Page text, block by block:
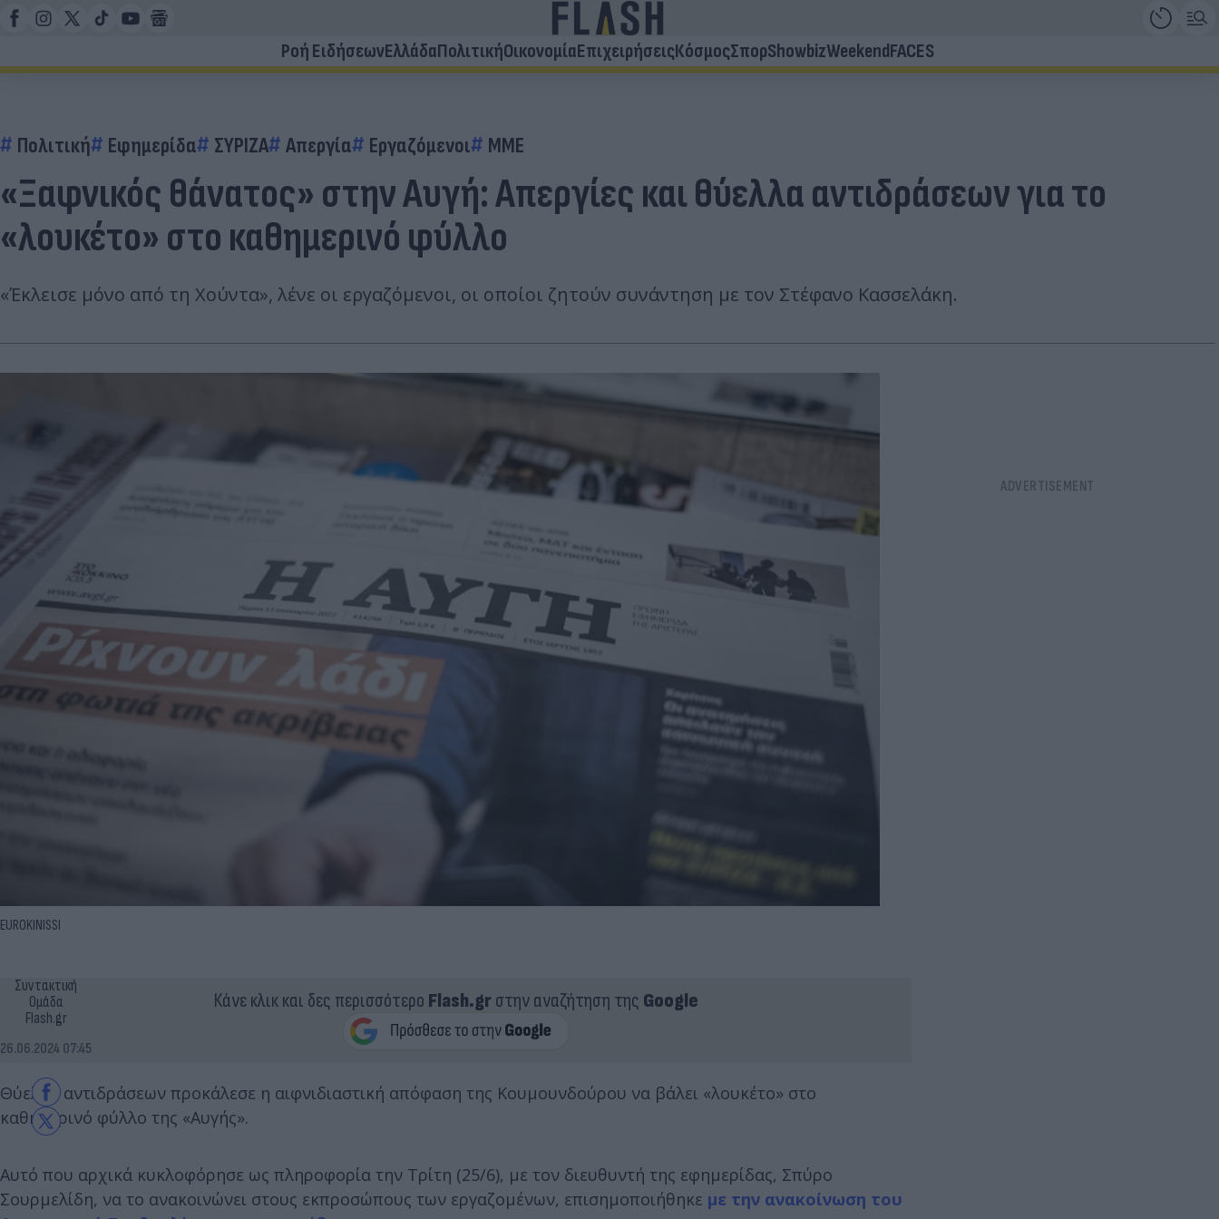
Ροή ΕιδήσεωνΕλλάδαΠολιτικήΟικονομίαΕπιχειρήσειςΚόσμοςΣπορShowbizWeekendFACES
Πολιτική Εφημερίδα ΣΥΡΙΖΑ Απεργία Εργαζόμενοι ΜΜΕ
«Ξαφνικός θάνατος» στην Αυγή: Απεργίες και θύελλα αντιδράσεων για το
«λουκέτο» στο καθημερινό φύλλο
«Έκλεισε μόνο από τη Χούντα», λένε οι εργαζόμενοι, οι οποίοι ζητούν συνάντηση με τον Στέφανο Κασσελάκη.
EUROKINISSI
Συντακτική
Ομάδα
Flash.gr
26.06.2024 07:45
Κάνε κλικ και δες περισσότερο Flash.grστην αναζήτηση της Google
Θύελλα αντιδράσεων προκάλεσε η αιφνιδιαστική απόφαση της Κουμουνδούρου να βάλει «λουκέτο» στο
καθημερινό φύλλο της «Αυγής».
Αυτό που αρχικά κυκλοφόρησε ως πληροφορία την Τρίτη (25/6), με τον διευθυντή της εφημερίδας, Σπύρο
Σουρμελίδη, να το ανακοινώνει στους εκπροσώπους των εργαζομένων, επισημοποιήθηκε με την ανακοίνωση του